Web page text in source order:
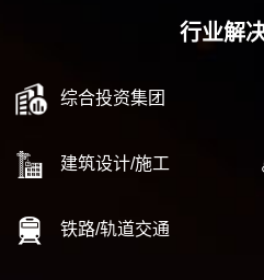
行业解
综合投资集团
建筑设计/施工
铁路/轨道交通